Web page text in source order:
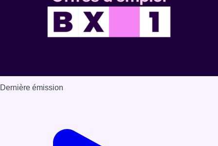
Dernière émission